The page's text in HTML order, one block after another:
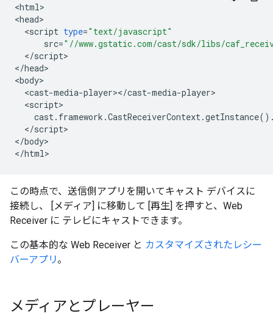
<html>
<head
<script type="text/javascript"
src="//www.gstatic.com/cast/sdk/libs/
</script>
</head>
<body
<cast-media-player></cast-media-player
<script
cast. framework .CastReceiverContext.getInstance
</script>
</body>
</html
この時点で、送信側アプリを開いてキャスト デバイスに
接続し、 [メディア] に移動して [再生] を押すと、Web
Receiver に テレビにキャストできます。
この基本的な Web Receiver と カスタマイズされたレシー
バーアプリ。
メディアとプレーヤー